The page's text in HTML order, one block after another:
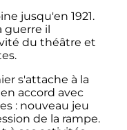
jusqu'en 1921.
guerre il
du théâtre et
s'attache à la
accord avec
: nouveau jeu
de la rampe.